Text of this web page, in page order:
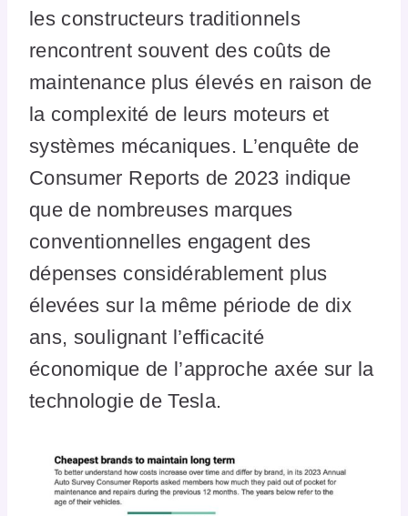
les constructeurs traditionnels
rencontrent souvent des coûts de
maintenance plus élevés en raison de
la complexité de leurs moteurs et
systèmes mécaniques. L’enquête de
Consumer Reports de 2023 indique
que de nombreuses marques
conventionnelles engagent des
dépenses considérablement plus
élevées sur la même période de dix
ans, soulignant l’efficacité
économique de l’approche axée sur la
technologie de Tesla.